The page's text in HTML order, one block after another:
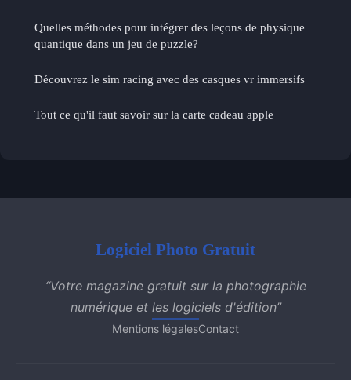
Quelles méthodes pour intégrer des leçons de physique
quantique dans un jeu de puzzle?
Découvrez le sim racing avec des casques vr immersifs
Tout ce qu'il faut savoir sur la carte cadeau apple
Logiciel Photo Gratuit
“Votre magazine gratuit sur la photographie
numérique et les logiciels d'édition”
Mentions légalesContact